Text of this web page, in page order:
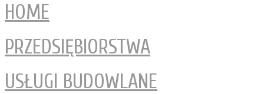
HOME
PRZEDSIĘBIORSTWA
USŁUGI BUDOWLANE